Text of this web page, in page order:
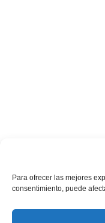
Para ofrecer las mejores
consentimiento, puede